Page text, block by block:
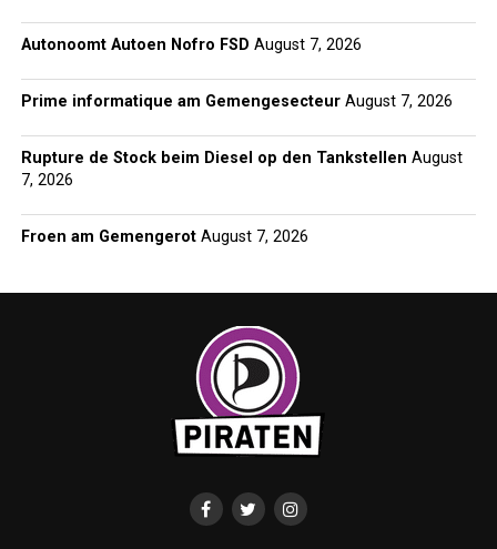
Autonoomt Autoen Nofro FSD August 7, 2026
Prime informatique am Gemengesecteur August 7, 2026
Rupture de Stock beim Diesel op den Tankstellen August
7, 2026
Froen am Gemengerot August 7, 2026